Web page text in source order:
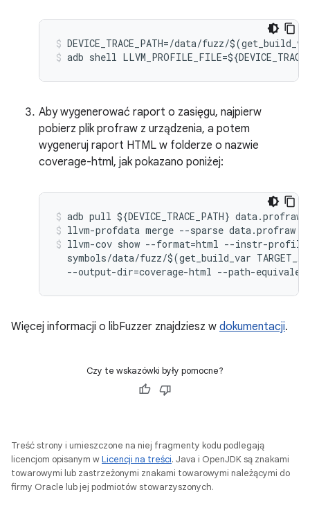
DEVICE_TRACE_PATH=/data/fuzz/$(
adb shell LLVM_PROFILE_FILE=${
Aby wygenerować raport o zasięgu, najpierw
pobierz plik profraw z urządzenia, a potem
wygeneruj raport HTML w folderze o nazwie
coverage-html, jak pokazano poniżej:
adb pull ${DEVICE_TRACE_PATH} data.profraw
llvm-profdata merge --sparse data.profraw
llvm-cov show --format=html --instr-profile
symbols/data/fuzz/$(get_build_var
--output-dir=coverage-html --path-
Więcej informacji o libFuzzer znajdziesz w dokumentacji.
Czy te wskazówki były pomocne?
Treść strony i umieszczone na niej fragmenty kodu podlegają
licencjom opisanym wLicencji na treści. Java i OpenJDK są znakami
towarowymi lub zastrzeżonymi znakami towarowymi należącymi do
firmy Oracle lub jej podmiotów stowarzyszonych.